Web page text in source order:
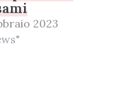
2023